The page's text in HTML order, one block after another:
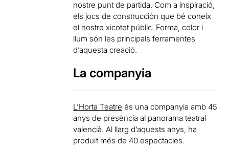
nostre punt de partida. Com a inspiració,
els jocs de construcción que bé coneix
el nostre xicotet públic. Forma, color i
llum són les principals ferramentes
d’aquesta creació.
La companyia
L’Horta Teatre és una companyia amb 45
anys de presència al panorama teatral
valencià. Al llarg d’aquests anys, ha
produït més de 40 espectacles.